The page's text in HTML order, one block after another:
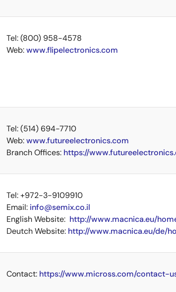
Tel: (800) 958-4578
Web:www.flipelectronics.com
Tel: (514) 694-7710
Web:www.futureelectronics.com
Branch Offices: https://
Tel: +972-3-9109910
Email: info@semix.co.il
English Website: http://www.macnica.eu/
Deutch Website: http://www.macnica.eu/de/
Contact: https://www.micross.com/contact-